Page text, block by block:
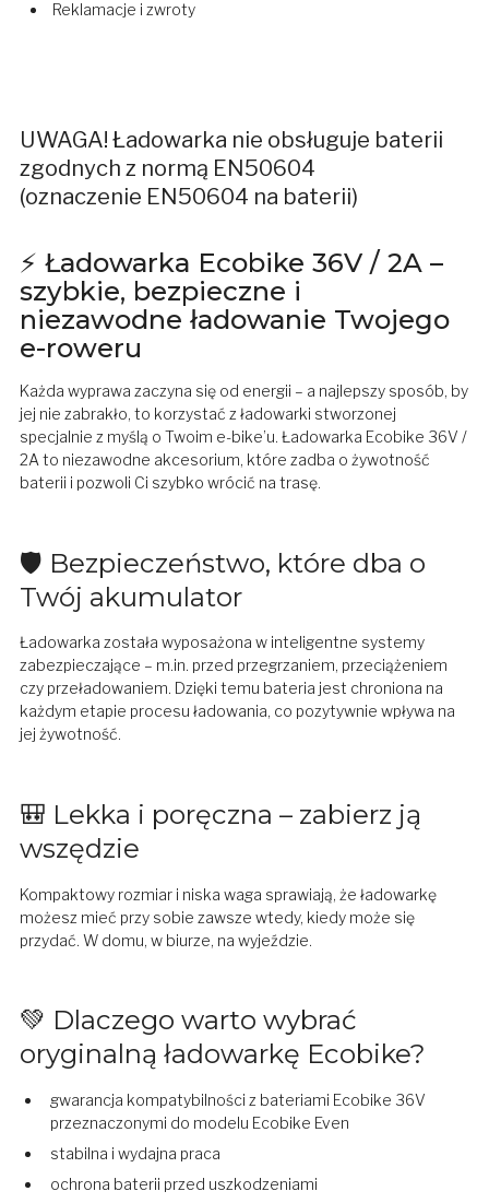
Reklamacje i zwroty
UWAGA! Ładowarka nie obsługuje baterii
zgodnych z normą EN50604
(oznaczenie EN50604 na baterii)
⚡ Ładowarka Ecobike 36V / 2A –
szybkie, bezpieczne i
niezawodne ładowanie Twojego
e-roweru
Każda wyprawa zaczyna się od energii – a najlepszy sposób, by
jej nie zabrakło, to korzystać z ładowarki stworzonej
specjalnie z myślą o Twoim e-bike’u. Ładowarka Ecobike 36V /
2A to niezawodne akcesorium, które zadba o żywotność
baterii i pozwoli Ci szybko wrócić na trasę.
🛡️ Bezpieczeństwo, które dba o
Twój akumulator
Ładowarka została wyposażona w inteligentne systemy
zabezpieczające – m.in. przed przegrzaniem, przeciążeniem
czy przeładowaniem. Dzięki temu bateria jest chroniona na
każdym etapie procesu ładowania, co pozytywnie wpływa na
jej żywotność.
🎒 Lekka i poręczna – zabierz ją
wszędzie
Kompaktowy rozmiar i niska waga sprawiają, że ładowarkę
możesz mieć przy sobie zawsze wtedy, kiedy może się
przydać. W domu, w biurze, na wyjeździe.
💚 Dlaczego warto wybrać
oryginalną ładowarkę Ecobike?
gwarancja kompatybilności z bateriami Ecobike 36V
przeznaczonymi do modelu Ecobike Even
stabilna i wydajna praca
ochrona baterii przed uszkodzeniami